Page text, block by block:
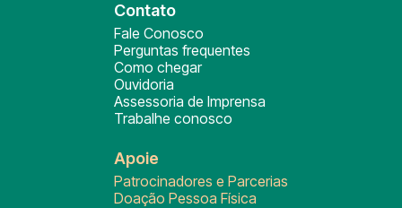
Contato
Fale Conosco
Perguntas frequentes
Como chegar
Ouvidoria
Assessoria de Imprensa
Trabalhe conosco
Apoie
Patrocinadores e Parcerias
Doação Pessoa Física